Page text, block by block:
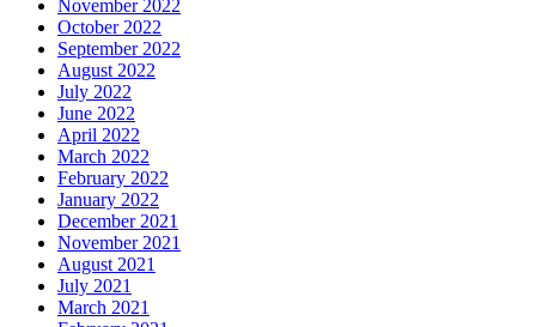
November 2022
October 2022
September 2022
August 2022
July 2022
June 2022
April 2022
March 2022
February 2022
January 2022
December 2021
November 2021
August 2021
July 2021
March 2021